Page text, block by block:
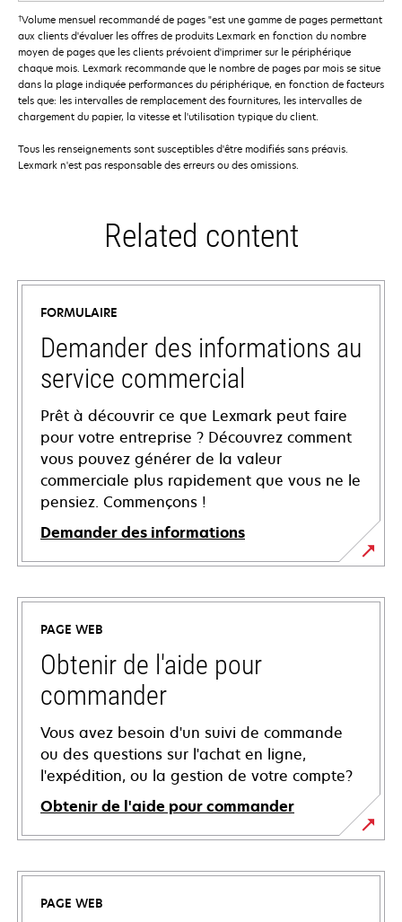
†Volume mensuel recommandé de pages "est une gamme de pages permettant
aux clients d'évaluer les offres de produits Lexmark en fonction du nombre
moyen de pages que les clients prévoient d'imprimer sur le périphérique
chaque mois. Lexmark recommande que le nombre de pages par mois se situe
dans la plage indiquée performances du périphérique, en fonction de facteurs
tels que: les intervalles de remplacement des fournitures, les intervalles de
chargement du papier, la vitesse et l'utilisation typique du client.
Tous les renseignements sont susceptibles d'être modifiés sans préavis.
Lexmark n'est pas responsable des erreurs ou des omissions.
Related content
FORMULAIRE
Demander des informations au
service commercial
Prêt à découvrir ce que Lexmark peut faire
pour votre entreprise ? Découvrez comment
vous pouvez générer de la valeur
commerciale plus rapidement que vous ne le
pensiez. Commençons !
Demander des informations
PAGE WEB
Obtenir de l'aide pour
commander
Vous avez besoin d'un suivi de commande
ou des questions sur l'achat en ligne,
l'expédition, ou la gestion de votre compte?
Obtenir de l'aide pour commander
PAGE WEB